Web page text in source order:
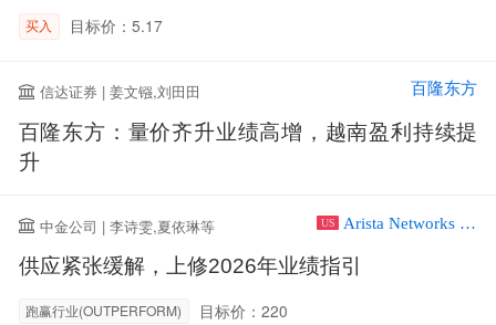
买入 目标价：5.17
信达证券 | 姜文镪,刘田田 百隆东方
百隆东方：量价齐升业绩高增，越南盈利持续提
升
中金公司 | 李诗雯,夏依琳等 US Arista Networks Inc
供应紧张缓解，上修2026年业绩指引
跑赢行业(OUTPERFORM) 目标价：220